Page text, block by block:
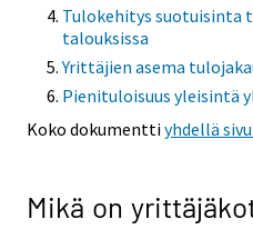
Tulokehitys suotuisinta
talouksissa
Yrittäjien asema
Pienituloisuus yleisintä
Koko dokumenttiyhdellä
Mikä on